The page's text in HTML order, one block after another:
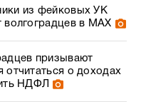
из фейковых УК
волгоградцев в МАХ
призывают
отчитаться о доходах
НДФЛ